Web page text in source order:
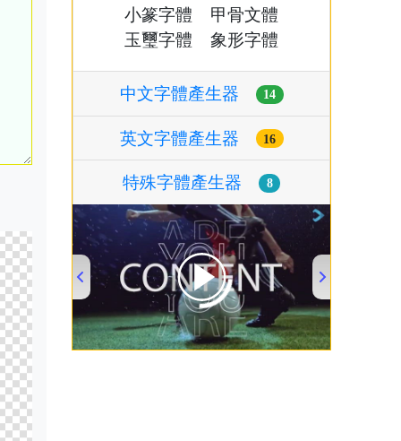
小篆字體
甲骨文體
玉璽字體
象形字體
中文字體產生器 14
英文字體產生器 16
特殊字體產生器 8
00:00/00:53